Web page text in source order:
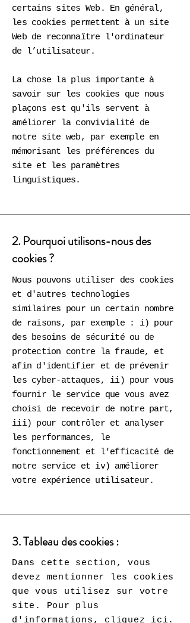
certains sites Web. En général,
les cookies permettent à un site
Web de reconnaître l'ordinateur
de l’utilisateur.
La chose la plus importante à
savoir sur les cookies que nous
plaçons est qu'ils servent à
améliorer la convivialité de
notre site web, par exemple en
mémorisant les préférences du
site et les paramètres
linguistiques.
2. Pourquoi utilisons-nous des
cookies ?
Nous pouvons utiliser des cookies
et d'autres technologies
similaires pour un certain nombre
de raisons, par exemple : i) pour
des besoins de sécurité ou de
protection contre la fraude, et
afin d'identifier et de prévenir
les cyber-attaques, ii) pour vous
fournir le service que vous avez
choisi de recevoir de notre part,
iii) pour contrôler et analyser
les performances, le
fonctionnement et l'efficacité de
notre service et iv) améliorer
votre expérience utilisateur.
3. Tableau des cookies :
Dans cette section, vous
devez mentionner les cookies
que vous utilisez sur votre
site. Pour plus
d'informations, cliquez ici.